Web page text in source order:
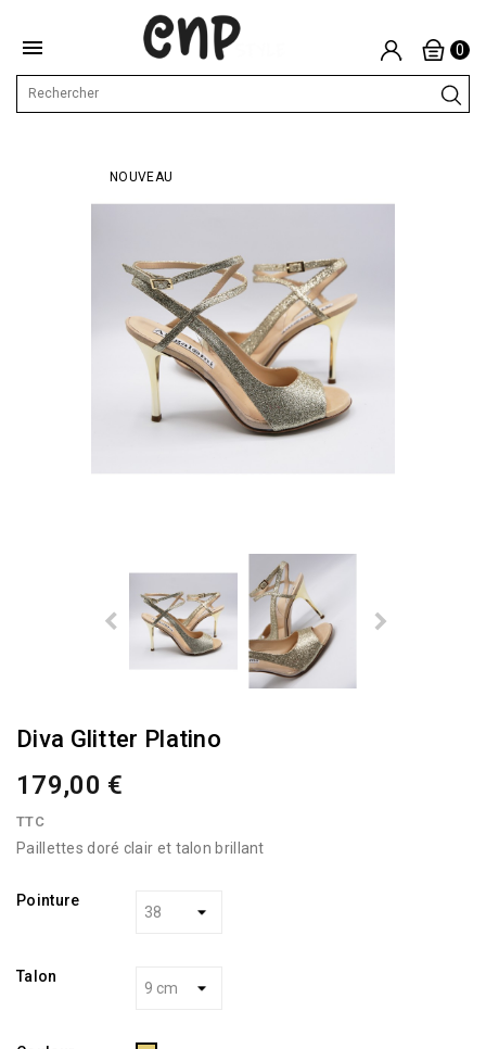
 0
NOUVEAU
Diva Glitter Platino
179,00 €
TTC
Paillettes doré clair et talon brillant
Pointure
Talon